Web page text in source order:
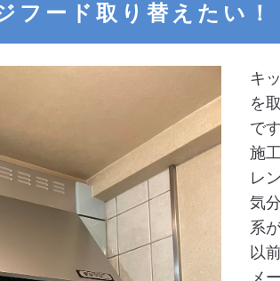
ード取り替えたい！
キ
を
で
施
レ
気
系
以
メ